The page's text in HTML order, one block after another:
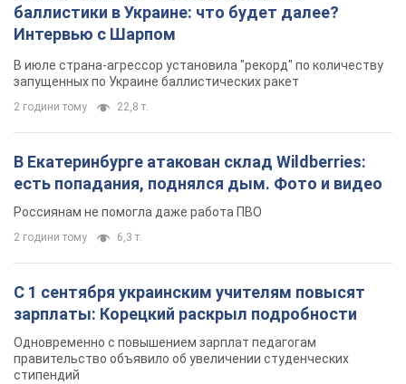
баллистики в Украине: что будет далее?
Интервью с Шарпом
В июле страна-агрессор установила "рекорд" по количеству
запущенных по Украине баллистических ракет
2 години тому 22,8 т.
В Екатеринбурге атакован склад Wildberries:
есть попадания, поднялся дым. Фото и видео
Россиянам не помогла даже работа ПВО
2 години тому 6,3 т.
С 1 сентября украинским учителям повысят
зарплаты: Корецкий раскрыл подробности
Одновременно с повышением зарплат педагогам
правительство объявило об увеличении студенческих
стипендий